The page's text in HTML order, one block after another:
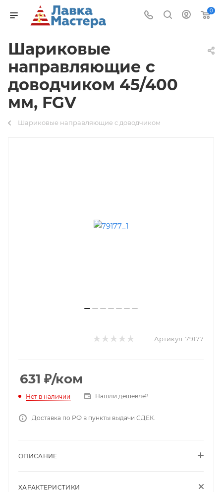
0
Шариковые
направляющие с
доводчиком 45/400
мм, FGV
Шариковые направляющие с доводчиком
Артикул: 79177
631 ₽/ком
Нет в наличии Нашли дешевле?
Доставка по РФ в пункты выдачи СДЕК.
ОПИСАНИЕ
ХАРАКТЕРИСТИКИ